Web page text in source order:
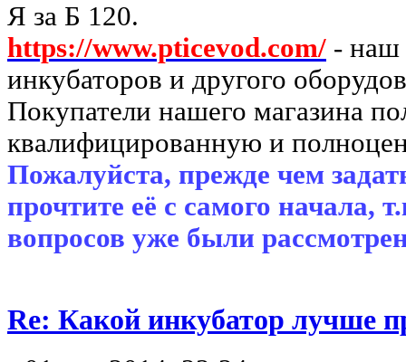
Я за Б 120.
https://www.pticevod.com/ - наш
инкубаторов и другого
Покупатели нашего магазина
квалифицированную и
Пожалуйста, прежде чем
прочтите её с самого начала,
вопросов уже были
Re: Какой инкубатор лучше